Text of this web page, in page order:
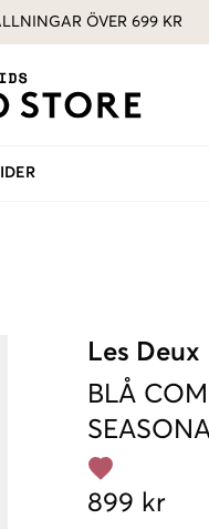
ÖVER 699 KR
Les Deux
BLÅ
899 kr